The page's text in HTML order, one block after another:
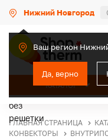
Нижний Новгород
Ваш регион
Да, верно
КАТАЛОГ
ГЛАВНАЯ СТРАНИЦА
КОНВЕКТОРЫ